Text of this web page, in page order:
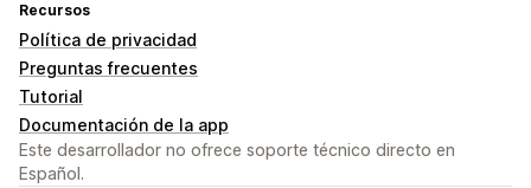
Recursos
Política de privacidad
Preguntas frecuentes
Tutorial
Documentación de la app
Este desarrollador no ofrece soporte técnico directo en
Español.